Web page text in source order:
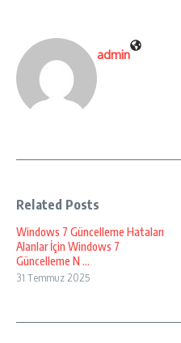
admin
Related Posts
Windows 7 Güncelleme Hataları
Alanlar İçin Windows 7
Güncelleme N ...
31 Temmuz 2025